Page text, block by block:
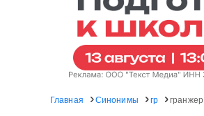
Главная Синонимы гр гранжер